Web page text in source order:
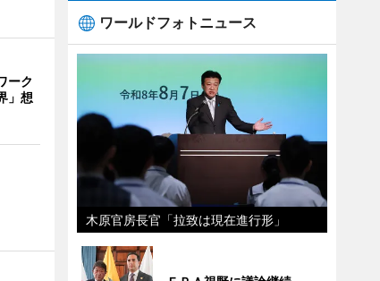
ーク
」想
ワールドフォトニュース
木原官房長官「拉致は現在進行形」